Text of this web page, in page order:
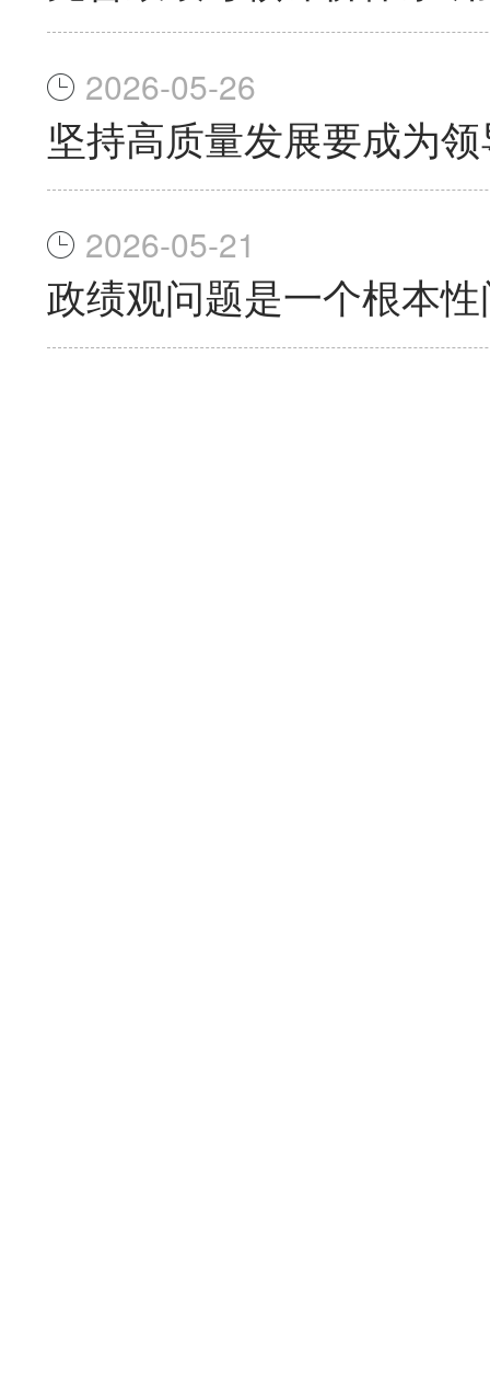
2026-05-26
坚持高质量发展要成为
2026-05-21
政绩观问题是一个根本